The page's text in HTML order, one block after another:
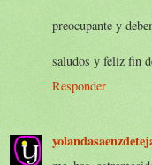
preocupante y
saludos y feliz fin
Responder